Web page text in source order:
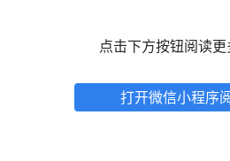
点击下方按钮阅读
打开微信小程序